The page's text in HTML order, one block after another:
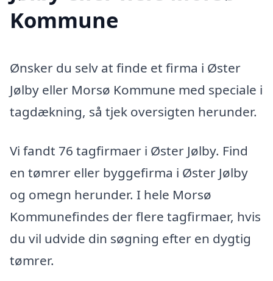
Kommune
Ønsker du selv at finde et firma i Øster
Jølby eller Morsø Kommune med speciale i
tagdækning, så tjek oversigten herunder.
Vi fandt 76 tagfirmaer i Øster Jølby. Find
en tømrer eller byggefirma i Øster Jølby
og omegn herunder. I hele Morsø
Kommunefindes der flere tagfirmaer, hvis
du vil udvide din søgning efter en dygtig
tømrer.